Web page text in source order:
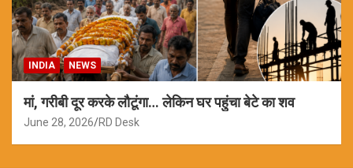
INDIA NEWS
मां, गरीबी दूर करके लौटूंगा… लेकिन घर पहुंचा बेटे का शव
June 28, 2026 RD Desk